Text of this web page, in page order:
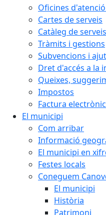
Oficines
Cartes de serveis
Catàleg de serveis
Tràmits i gestions
Subvencions i
Dret d'accés a la
Queixes,
Impostos
Factura
El municipi
Com arribar
Informació
El municipi en
Festes locals
Coneguem
El municipi
Història
Patrimoni